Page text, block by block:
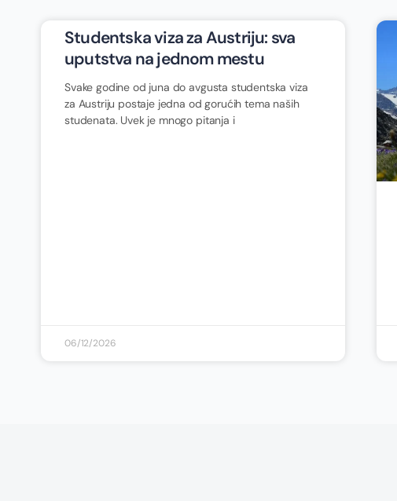
Studentska viza za Austriju: sva
uputstva na jednom mestu
Svake godine od juna do avgusta studentska viza
za Austriju postaje jedna od gorućih tema naših
studenata. Uvek je mnogo pitanja i
06/12/2026